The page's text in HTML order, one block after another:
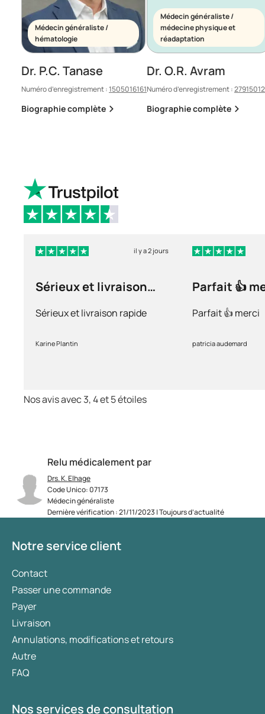
Relu médicalement par
Drs. K. Elhage
Code Unico: 07173
Médecin généraliste
Dernière vérification : 21/11/2023 | Toujours d’actualité
Médecin généraliste /
hématologie
Dr. P.C. Tanase
Numéro d’enregistrement :1505016161
Biographie complète
Médecin généraliste /
médecine physique et
réadaptation
Dr. O.R. Avram
Numéro d’enregistrement :
Biographie complète
il y a 2 jours
Sérieux et livraison
Sérieux et livraison rapide
Karine Plantin
Parfait 👍
Parfait 👍 merci
patricia audemard
Nos avis avec 3, 4 et 5 étoiles
Notre service client
Contact
Passer une commande
Payer
Livraison
Annulations, modifications et retours
Autre
FAQ
Nos services de consultation